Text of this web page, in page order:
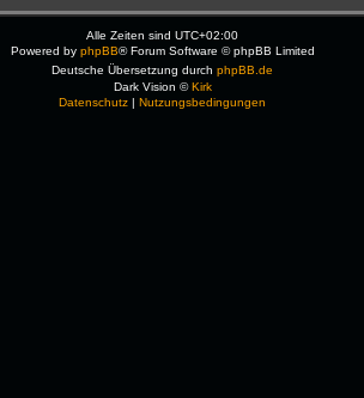
Alle Zeiten sindUTC+02:00
Powered by phpBB® Forum Software © phpBB Limited
Deutsche Übersetzung durchphpBB.de
Dark Vision ©Kirk
Datenschutz |Nutzungsbedingungen